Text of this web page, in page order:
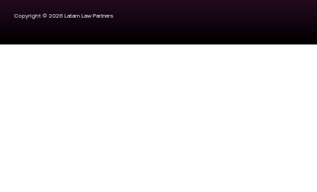
Copyright © 2026 Latam Law Partners